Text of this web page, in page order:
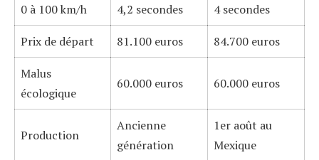
0 à 100 km/h 4,2 secondes 4 secondes
Prix de départ 81.100 euros 84.700 euros
Malus
écologique
60.000 euros 60.000 euros
Production
Ancienne
génération
1er août au
Mexique